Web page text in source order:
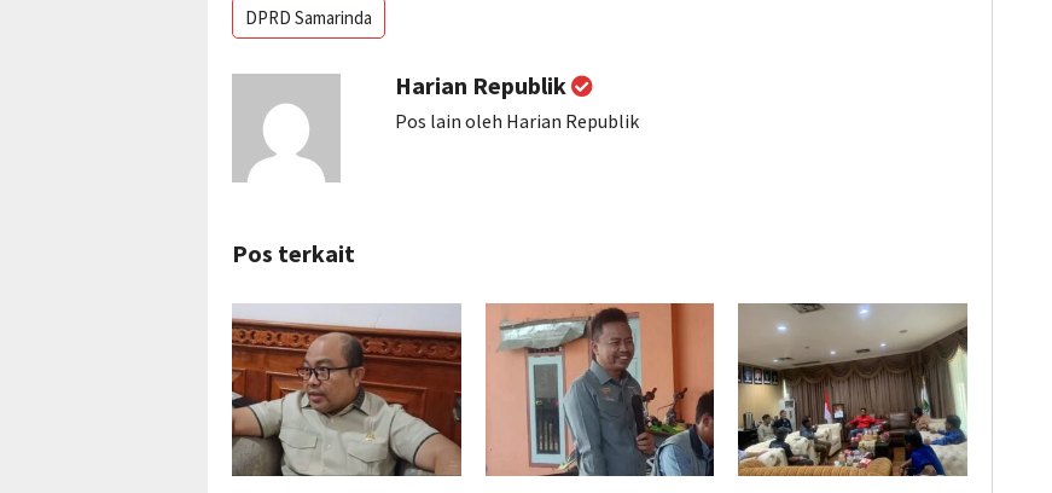
DPRD Samarinda
Harian Republik
Pos lain oleh Harian Republik
Pos terkait